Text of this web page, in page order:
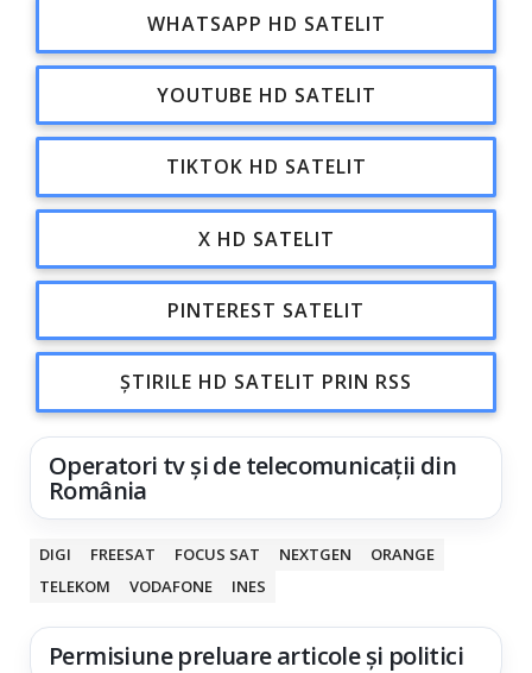
WHATSAPP HD SATELIT
YOUTUBE HD SATELIT
TIKTOK HD SATELIT
X HD SATELIT
PINTEREST SATELIT
ȘTIRILE HD SATELIT PRIN RSS
Operatori tv și de telecomunicații din
România
DIGI FREESAT FOCUS SAT NEXTGEN
ORANGE
TELEKOM
VODAFONE INES
Permisiune preluare articole și politici